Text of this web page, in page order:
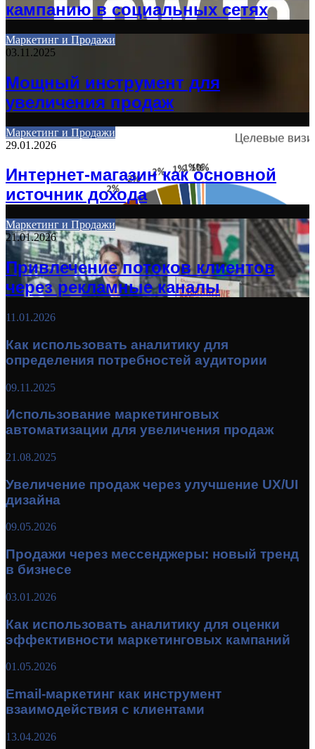
кампанию в социальных сетях
Маркетинг и Продажи
03.11.2025
Мощный инструмент для
увеличения продаж
Маркетинг и Продажи
29.01.2026
Интернет-магазин как основной
источник дохода
Маркетинг и Продажи
21.01.2026
Привлечение потоков клиентов
через рекламные каналы
11.01.2026
Как использовать аналитику для
определения потребностей аудитории
09.11.2025
Использование маркетинговых
автоматизации для увеличения продаж
21.08.2025
Увеличение продаж через улучшение UX/UI
дизайна
09.05.2026
Продажи через мессенджеры: новый тренд
в бизнесе
03.01.2026
Как использовать аналитику для оценки
эффективности маркетинговых кампаний
01.05.2026
Email-маркетинг как инструмент
взаимодействия с клиентами
13.04.2026